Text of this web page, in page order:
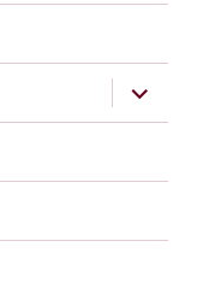
підменю